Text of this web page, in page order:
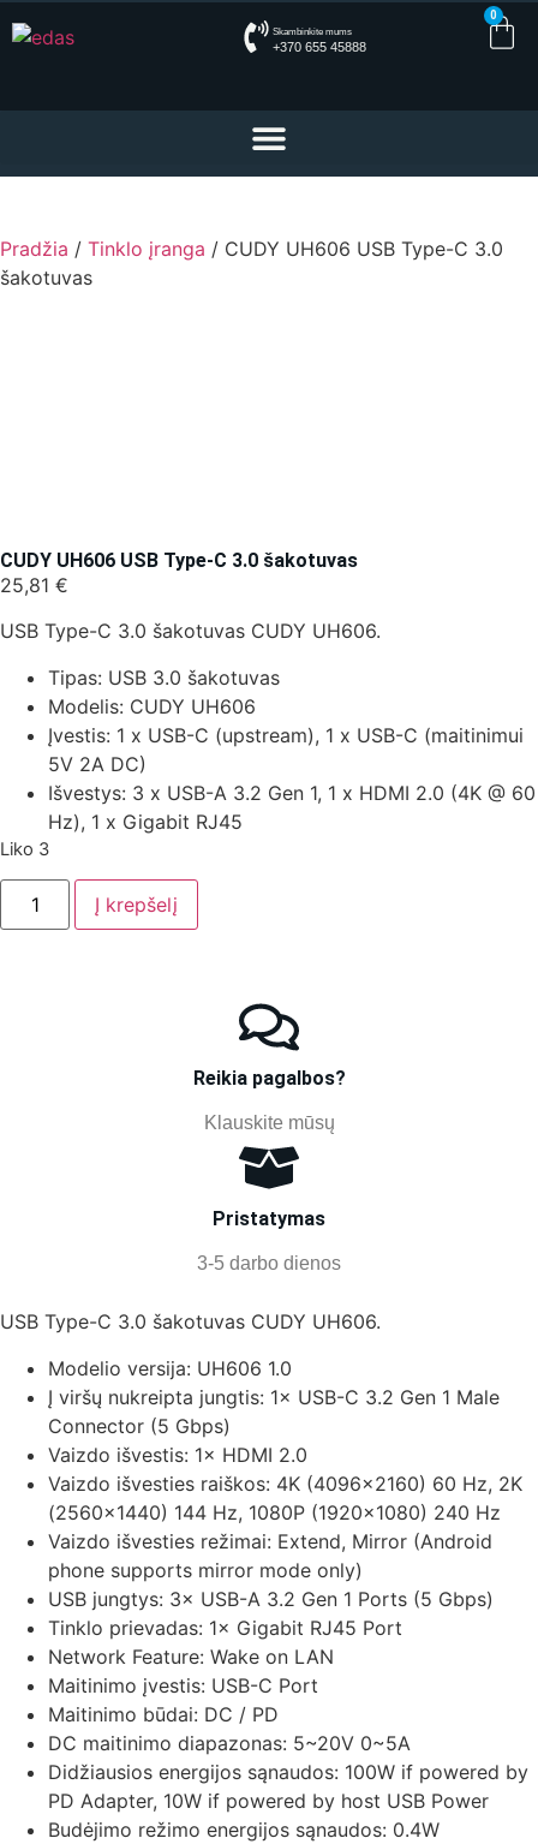
Skambinkite mums
+370 655 45888
0
Pradžia / Tinklo įranga / CUDY UH606 USB Type-C 3.0
šakotuvas
CUDY UH606 USB Type-C 3.0 šakotuvas
25,81 €
USB Type-C 3.0 šakotuvas CUDY UH606.
Tipas: USB 3.0 šakotuvas
Modelis: CUDY UH606
Įvestis: 1 x USB-C (upstream), 1 x USB-C (maitinimui
5V 2A DC)
Išvestys: 3 x USB-A 3.2 Gen 1, 1 x HDMI 2.0 (4K @ 60
Hz), 1 x Gigabit RJ45
Liko 3
Į krepšelį
Reikia pagalbos?
Klauskite mūsų
Pristatymas
3-5 darbo dienos
USB Type-C 3.0 šakotuvas CUDY UH606.
Modelio versija: UH606 1.0
Į viršų nukreipta jungtis: 1× USB-C 3.2 Gen 1 Male
Connector (5 Gbps)
Vaizdo išvestis: 1× HDMI 2.0
Vaizdo išvesties raiškos: 4K (4096×2160) 60 Hz, 2K
(2560×1440) 144 Hz, 1080P (1920×1080) 240 Hz
Vaizdo išvesties režimai: Extend, Mirror (Android
phone supports mirror mode only)
USB jungtys: 3× USB-A 3.2 Gen 1 Ports (5 Gbps)
Tinklo prievadas: 1× Gigabit RJ45 Port
Network Feature: Wake on LAN
Maitinimo įvestis: USB-C Port
Maitinimo būdai: DC / PD
DC maitinimo diapazonas: 5~20V 0~5A
Didžiausios energijos sąnaudos: 100W if powered by
PD Adapter, 10W if powered by host USB Power
Budėjimo režimo energijos sąnaudos: 0.4W